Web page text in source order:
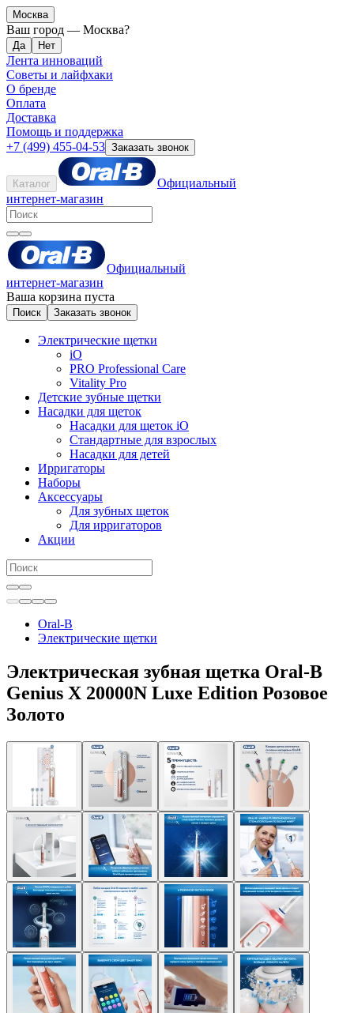
Москва
Ваш город — Москва?
Лента инноваций
Советы и лайфхаки
О бренде
Оплата
Доставка
Помощь и поддержка
+7 (499) 455-04-53 Заказать звонок
Каталог
Официальный
интернет-магазин
Официальный
интернет-магазин
Ваша корзина пуста
Поиск Заказать звонок
Электрические щетки
iO
PRO Professional Care
Vitality Pro
Детские зубные щетки
Насадки для щеток
Насадки для щеток iO
Стандартные для взрослых
Насадки для детей
Ирригаторы
Наборы
Аксессуары
Для зубных щеток
Для ирригаторов
Акции
Oral-B
Электрические щетки
Электрическая зубная щетка Oral-B
Genius X 20000N Luxe Edition Розовое
Золото